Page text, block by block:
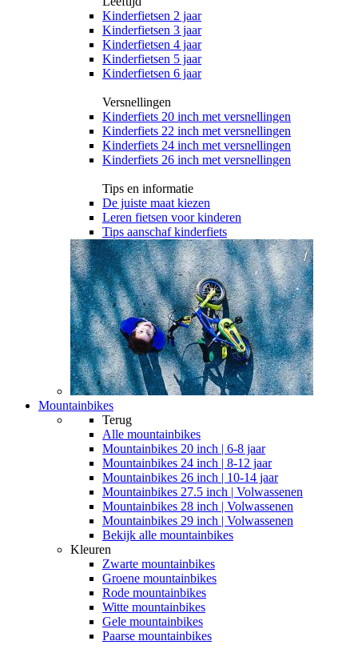
Kinderfietsen 2 jaar
Kinderfietsen 3 jaar
Kinderfietsen 4 jaar
Kinderfietsen 5 jaar
Kinderfietsen 6 jaar
Versnellingen
Kinderfiets 20 inch met versnellingen
Kinderfiets 22 inch met versnellingen
Kinderfiets 24 inch met versnellingen
Kinderfiets 26 inch met versnellingen
Tips en informatie
De juiste maat kiezen
Leren fietsen voor kinderen
Tips aanschaf kinderfiets
Mountainbikes
Terug
Alle mountainbikes
Mountainbikes 20 inch | 6-8 jaar
Mountainbikes 24 inch | 8-12 jaar
Mountainbikes 26 inch | 10-14 jaar
Mountainbikes 27.5 inch | Volwassenen
Mountainbikes 28 inch | Volwassenen
Mountainbikes 29 inch | Volwassenen
Bekijk alle mountainbikes
Kleuren
Zwarte mountainbikes
Groene mountainbikes
Rode mountainbikes
Witte mountainbikes
Gele mountainbikes
Paarse mountainbikes